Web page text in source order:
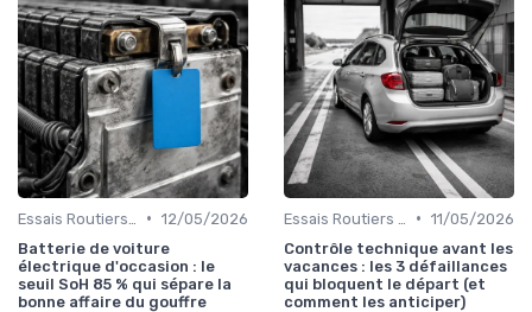
• 12/05/2026
Batterie de voiture
électrique d'occasion : le
seuil SoH 85 % qui sépare la
bonne affaire du gouffre
• 11/05/2026
Contrôle technique avant les
vacances : les 3 défaillances
qui bloquent le départ (et
comment les anticiper)